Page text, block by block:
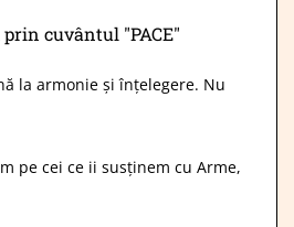
cuvântul "PACE"
la armonie și înțelegere. Nu
pe cei ce ii susținem cu Arme,